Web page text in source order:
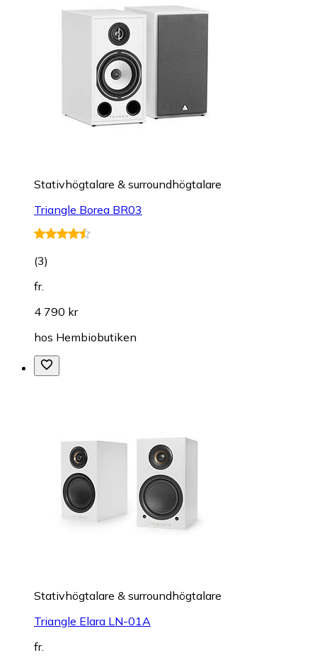
Stativhögtalare & surroundhögtalare
Triangle Borea BR03
(3)
fr.
4 790 kr
hos Hembiobutiken
Stativhögtalare & surroundhögtalare
Triangle Elara LN-01A
fr.